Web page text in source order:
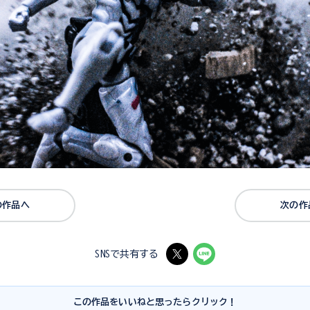
作品へ 次の作
SNSで共有する
この作品をいいねと思ったらクリック！